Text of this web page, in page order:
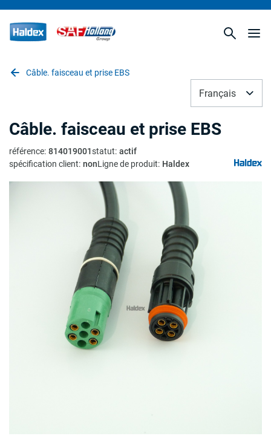
Câble. faisceau et prise EBS
Français
Câble. faisceau et prise EBS
référence: 814019001statut: actif
spécification client: nonLigne de produit: Haldex